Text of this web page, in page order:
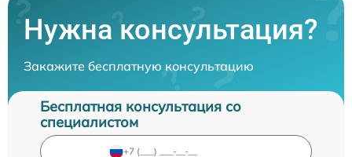
Нужна консультация?
Закажите бесплатную консультацию
Бесплатная консультация со
специалистом